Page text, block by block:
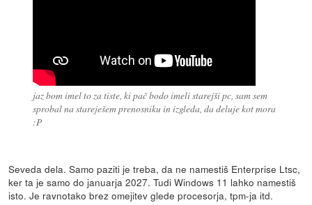
jaz bom imel to za tiste, ki pač bodo imeli starejši pc, sam sem
sprobal na stareješem prenosniku in izgleda, da deluje kot mora
:P
Seveda dela. Samo paziti je treba, da ne namestiš Enterprise Ltsc,
ker ta je samo do januarja 2027. Tudi Windows 11 lahko namestiš
isto. Je ravnotako brez omejitev glede procesorja, tpm-ja itd.